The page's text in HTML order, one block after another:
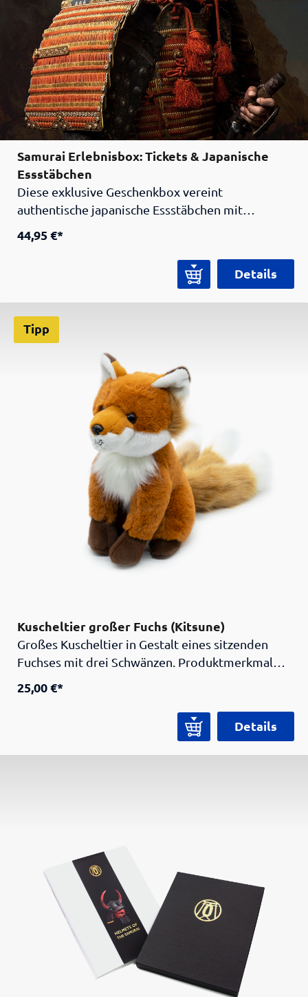
Samurai Erlebnisbox: Tickets & Japanische
Essstäbchen
Diese exklusive Geschenkbox vereint
authentische japanische Essstäbchen mit
das perfekte Kulturerlebnis zum Verschenken
oder Selbstentdecken. Tauche ein in die Welt der
historische Schwerter, die Teezeremonie und
faszinierende Geschichten aus der Zeit der
japanischen Kämpfer. Die interaktive Ausstellung
begeistert kleine und große Besucher
gleichermaßen und macht Geschichte auf
spannende Weise erlebbar. Ein
außergewöhnliches Geschenk für alle, die Japan,
Design und Kultur lieben.
44,95 €*
Details
Tipp
Kuscheltier großer Fuchs (Kitsune)
Großes Kuscheltier in Gestalt eines sitzenden
Fuchses mit drei Schwänzen. Produktmerkmale:
Gewicht: 270 g. Nur Handwäsche. Der Kitsune ist
das Begleittier für die Besucher des Samurai
Museum Berlin. Dieses Wesen aus der
diesem Kuscheltier begleitet der Kitsune die
kleinen und großen Besucher auch nach Hause.
25,00 €*
Details